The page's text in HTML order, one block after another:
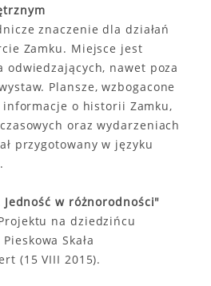
znaczenie dla działań
Zamku. Miejsce jest
nawet poza
Plansze, wzbogacone
o historii Zamku,
oraz wydarzeniach
przygotowany w języku
w różnorodności"
na dziedzińcu
Skała
(15 VIII 2015).